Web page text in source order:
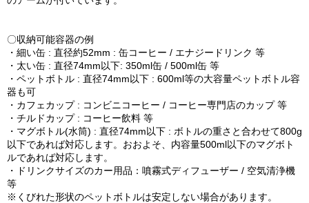
〇収納可能容器の例
・細い缶 : 直径約52mm : 缶コーヒー / エナジードリンク 等
・太い缶 : 直径74mm以下: 350ml缶 / 500ml缶 等
・ペットボトル : 直径74mm以下 : 600ml等の大容量ペットボトル容
器も可
・カフェカップ : コンビニコーヒー / コーヒー専門店のカップ 等
・チルドカップ : コーヒー飲料 等
・マグボトル(水筒) : 直径74mm以下 : ボトルの重さと合わせて800g
以下であれば対応します。おおよそ、内容量500ml以下のマグボト
ルであれば対応します。
・ドリンクサイズのカー用品：噴霧式ディフューザー / 空気清浄機
等
※くびれた形状のペットボトルは安定しない場合があります。